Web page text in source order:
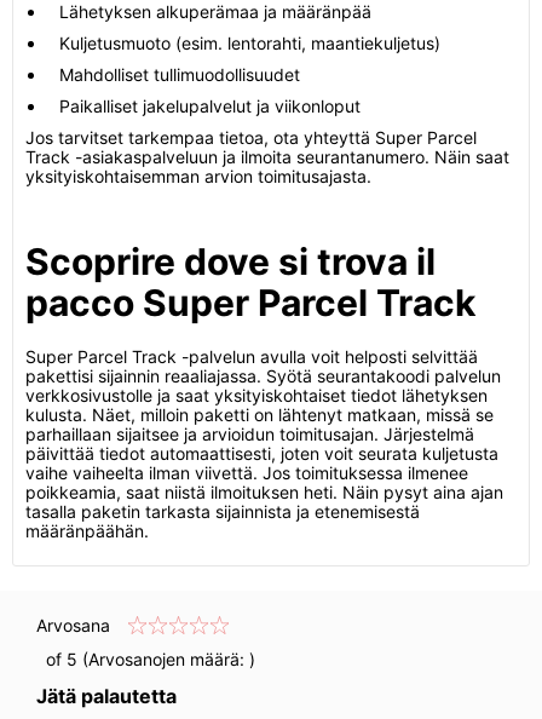
Lähetyksen alkuperämaa ja määränpää
Kuljetusmuoto (esim. lentorahti, maantiekuljetus)
Mahdolliset tullimuodollisuudet
Paikalliset jakelupalvelut ja viikonloput
Jos tarvitset tarkempaa tietoa, ota yhteyttä Super Parcel
Track -asiakaspalveluun ja ilmoita seurantanumero. Näin saat
yksityiskohtaisemman arvion toimitusajasta.
Scoprire dove si trova il
pacco Super Parcel Track
Super Parcel Track -palvelun avulla voit helposti selvittää
pakettisi sijainnin reaaliajassa. Syötä seurantakoodi palvelun
verkkosivustolle ja saat yksityiskohtaiset tiedot lähetyksen
kulusta. Näet, milloin paketti on lähtenyt matkaan, missä se
parhaillaan sijaitsee ja arvioidun toimitusajan. Järjestelmä
päivittää tiedot automaattisesti, joten voit seurata kuljetusta
vaihe vaiheelta ilman viivettä. Jos toimituksessa ilmenee
poikkeamia, saat niistä ilmoituksen heti. Näin pysyt aina ajan
tasalla paketin tarkasta sijainnista ja etenemisestä
määränpäähän.
Arvosana
of 5 (Arvosanojen määrä: )
Jätä palautetta